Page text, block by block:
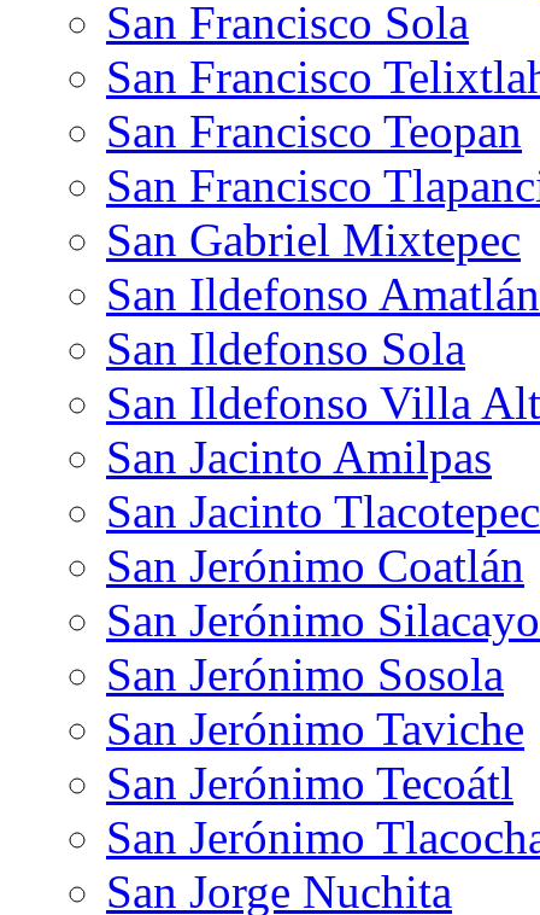
San Francisco Sola
San Francisco
San Francisco Teopan
San Francisco
San Gabriel Mixtepec
San Ildefonso Amatlán
San Ildefonso Sola
San Ildefonso Villa
San Jacinto Amilpas
San Jacinto Tlacotepec
San Jerónimo Coatlán
San Jerónimo
San Jerónimo Sosola
San Jerónimo Taviche
San Jerónimo Tecoátl
San Jerónimo
San Jorge Nuchita